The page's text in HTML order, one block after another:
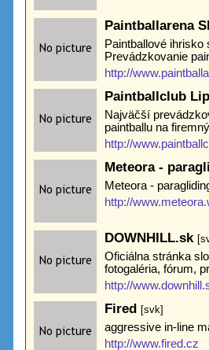
Paintballarena
Paintballové
Prevádzkovanie
http://
Paintballclub
Najväčší
paintballu na
http://
Meteora -
Meteora -
http://
DOWNHILL.sk
Oficiálna stránka
fotogaléria, fórum,
http://
Fired [svk]
aggressive in-line
http://www.fired.cz